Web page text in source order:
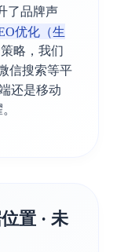
了品牌声
优化（生
略，我们
信搜索等平
还是移动
置 · 未